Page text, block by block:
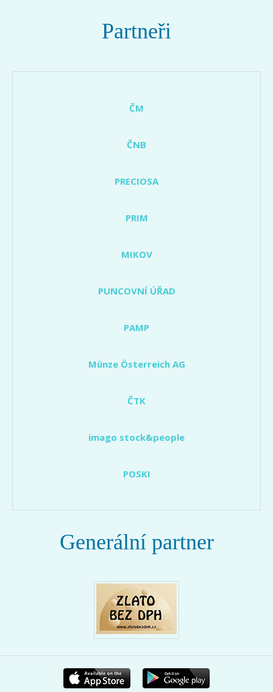
Partneři
ČM
ČNB
PRECIOSA
PRIM
MIKOV
PUNCOVNÍ ÚŘAD
PAMP
Münze Österreich AG
ČTK
imago stock&people
POSKI
Generální partner